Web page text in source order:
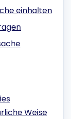
einhalten
Weise